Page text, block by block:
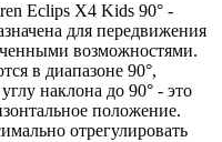
Eclips X4 Kids 90° -
для передвижения
возможностями.
в диапазоне 90°,
наклона до 90° - это
положение.
отрегулировать